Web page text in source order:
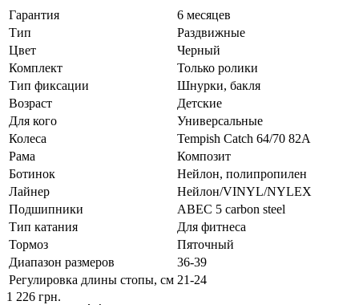
Гарантия
6 месяцев
Тип
Раздвижные
Цвет
Черный
Комплект
Только ролики
Тип фиксации
Шнурки, бакля
Возраст
Детские
Для кого
Универсальные
Колеса
Tempish Catch 64/70 82А
Рама
Композит
Ботинок
Нейлон, полипропилен
Лайнер
Нейлон/VINYL/NYLEX
Подшипники
АВЕС 5 carbon steel
Тип катания
Для фитнеса
Тормоз
Пяточный
Диапазон размеров
36-39
Регулировка длины стопы, см 21-24
1 226 грн.